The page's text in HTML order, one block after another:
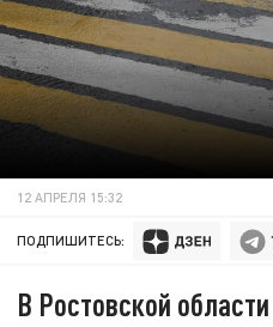
12 АПРЕЛЯ 15:32
ПОДПИШИТЕСЬ:
В Ростовской